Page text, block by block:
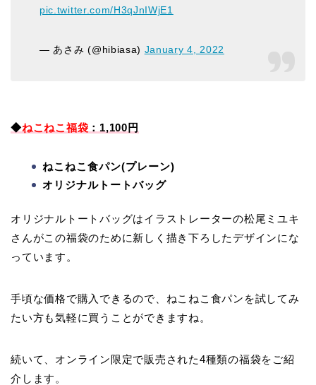
pic.twitter.com/H3qJnIWjE1
— あさみ (@hibiasa) January 4, 2022
◆ねこねこ福袋 ：1,100円
ねこねこ食パン(プレーン)
オリジナルトートバッグ
オリジナルトートバッグはイラストレーターの松尾ミユキ
さんがこの福袋のために新しく描き下ろしたデザインにな
っています。
手頃な価格で購入できるので、ねこねこ食パンを試してみ
たい方も気軽に買うことができますね。
続いて、オンライン限定で販売された4種類の福袋をご紹
介します。